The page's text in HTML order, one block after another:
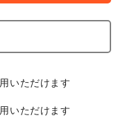
いただけます
いただけます